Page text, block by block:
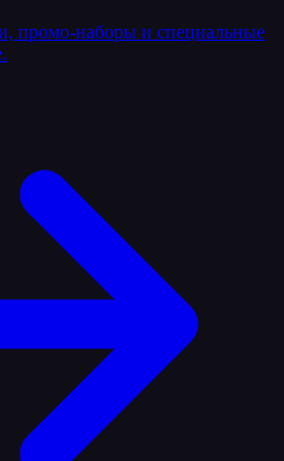
промо-наборы и специальные